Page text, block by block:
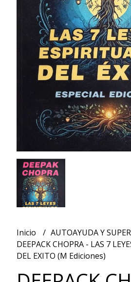
Inicio
AUTOAYUDA Y
DEEPACK CHOPRA - LAS 7
DEL EXITO (M Ediciones)